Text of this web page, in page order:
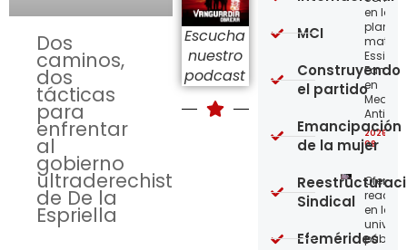
Dos
caminos,
dos
tácticas
para
enfrentar
al
gobierno
ultraderechista
de De la
Espriella
Escucha
nuestro
podcast
en la
planta
matriz
Essity-
Familia
en
2026-
08
en las
MCI
Construyendo
el partido
Emancipación
de la mujer
Sindical
Efemérides